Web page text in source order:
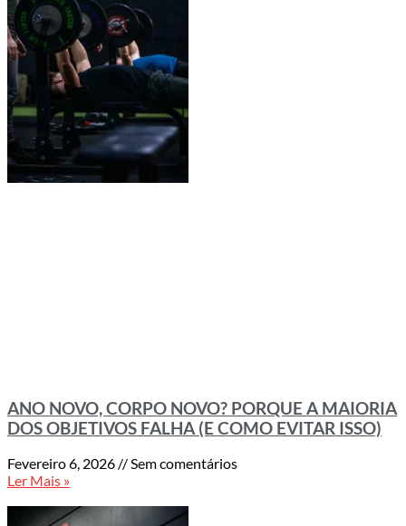
ANO NOVO, CORPO NOVO? PORQUE A MAIORIA
DOS OBJETIVOS FALHA (E COMO EVITAR ISSO)
Fevereiro 6, 2026
Sem comentários
Ler Mais »